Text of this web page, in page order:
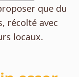
que du
récolté avec
locaux.